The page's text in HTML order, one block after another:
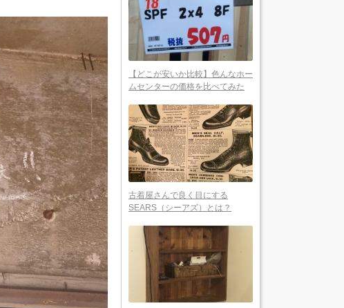
【どこが安いか比較】色んなホー
ムセンターの価格を比べてみた
古着屋さんで良く目にする
SEARS（シーアズ）とは？